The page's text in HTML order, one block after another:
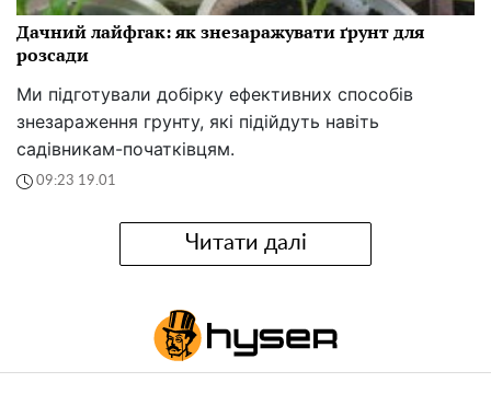
Дачний лайфгак: як знезаражувати ґрунт для
розсади
Ми підготували добірку ефективних способів
знезараження грунту, які підійдуть навіть
садівникам-початківцям.
09:23 19.01
Читати далі